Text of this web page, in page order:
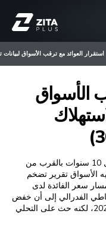
استقرار العوائد مع ترقب الأسواق لبيانات
الأسواق
استقرت عوائد سندات الخزانة الأمريكية لأجل 10 سنوات بالقرب من
الأسواق تقرير تضخم
سعر الفائدة لدى
الفدرالي إلى أن خفض
أسعار الفائدة مرتين لا يزال ممكناً في عام 2025، لكنه حث على التحلي